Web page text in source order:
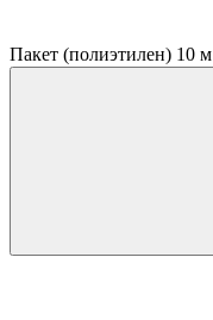
Пакет (полиэтилен) 10 м